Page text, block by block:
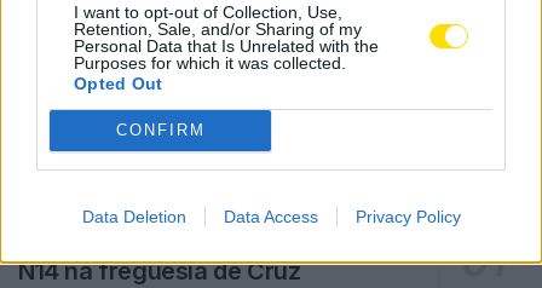
I want to opt-out of Collection, Use,
Retention, Sale, and/or Sharing of my
Personal Data that Is Unrelated with the
Purposes for which it was collected.
Opted Out
CONFIRM
Data Deletion Data Access Privacy Policy
N14 na freguesia de Cruz